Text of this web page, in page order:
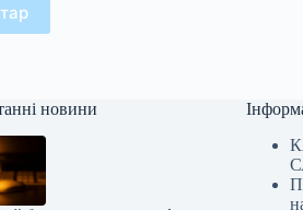
новини